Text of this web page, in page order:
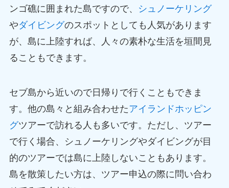
ンゴ礁に囲まれた島ですので、
シュノーケリング
やダイビングのスポットとしても人気があります
が、島に上陸すれば、人々の素朴な生活を垣間見
ることもできます。
セブ島から近いので日帰りで行くこともできま
す。他の島々と組み合わせたアイランドホッピン
グツアーで訪れる人も多いです。ただし、ツアー
で行く場合、シュノーケリングやダイビングが目
的のツアーでは島に上陸しないこともあります。
島を散策したい方は、ツアー申込の際に問い合わ